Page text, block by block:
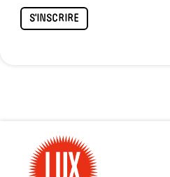
S'INSCRIRE